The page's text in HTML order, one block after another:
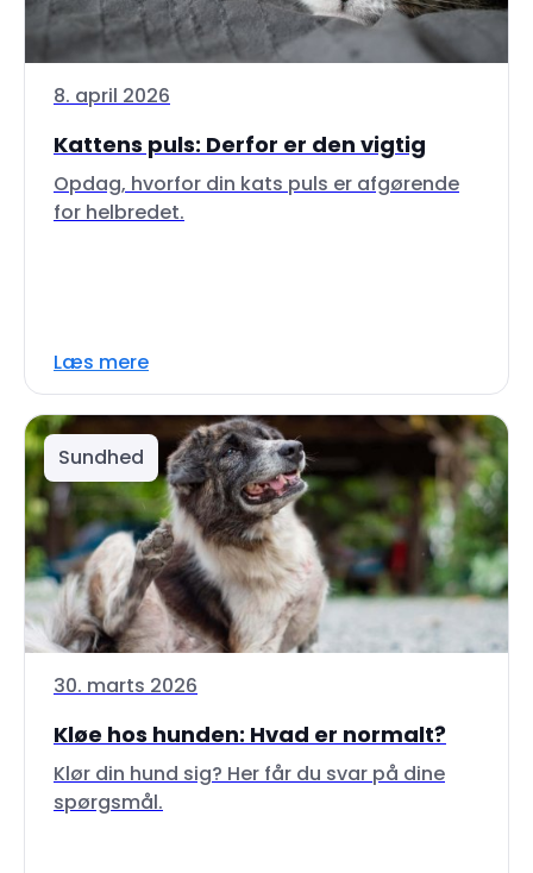
8. april 2026
Kattens puls: Derfor er den vigtig
Opdag, hvorfor din kats puls er afgørende
for helbredet.
Læs mere
Sundhed
30. marts 2026
Kløe hos hunden: Hvad er normalt?
Klør din hund sig? Her får du svar på dine
spørgsmål.